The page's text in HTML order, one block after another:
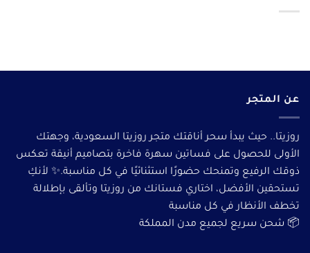
عن المتجر
روزيتا.. حيث يبدأ سحر أناقتك متجر روزيتا السعودية، وجهتك
الأولى للحصول على فساتين سهرة فاخرة بتصاميم أنيقة تعكس
ذوقك الرفيع وتمنحك حضورًا استثنائيًا في كل مناسبة.✨ لأنكِ
تستحقين الأفضل، اختاري فستانك من روزيتا وتألقى بإطلالة
تخطف الأنظار في كل مناسبة
📦 شحن سريع لجميع مدن المملكة